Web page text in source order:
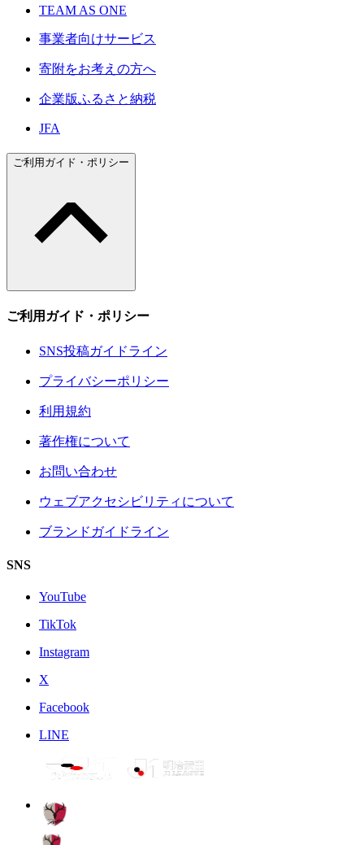
TEAM AS ONE
事業者向けサービス
寄附をお考えの方へ
企業版ふるさと納税
JFA
ご利用ガイド・ポリシー
ご利用ガイド・ポリシー
SNS投稿ガイドライン
プライバシーポリシー
利用規約
著作権について
お問い合わせ
ウェブアクセシビリティについて
ブランドガイドライン
SNS
YouTube
TikTok
Instagram
X
Facebook
LINE